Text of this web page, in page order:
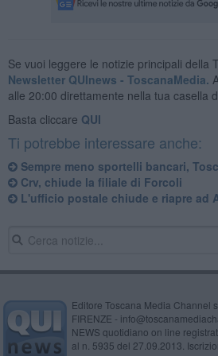
Se vuoi leggere le notizie principali della
Newsletter QUInews - ToscanaMedia.
alle 20:00 direttamente nella tua casella
Basta cliccare QUI
Ti potrebbe interessare anche:
Sempre meno sportelli bancari,
Crv, chiude la filiale di Forcoli
L'ufficio postale chiude e riapre ad
Editore Toscana Media Channel
FIRENZE -
NEWS quotidiano on line
al n. 5935 del 27.09.2013.